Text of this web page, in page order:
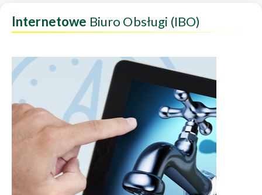
Internetowe Biuro Obsługi (IBO)